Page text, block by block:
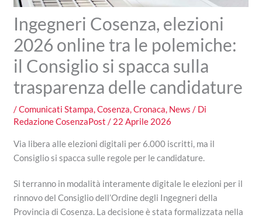
Ingegneri Cosenza, elezioni
2026 online tra le polemiche:
il Consiglio si spacca sulla
trasparenza delle candidature
/Comunicati Stampa,Cosenza,Cronaca, News / Di
Redazione CosenzaPost/ 22 Aprile 2026
Via libera alle elezioni digitali per 6.000 iscritti, ma il
Consiglio si spacca sulle regole per le candidature.
Si terranno in modalità interamente digitale le elezioni per il
rinnovo del Consiglio dell’Ordine degli Ingegneri della
Provincia di Cosenza. La decisione è stata formalizzata nella